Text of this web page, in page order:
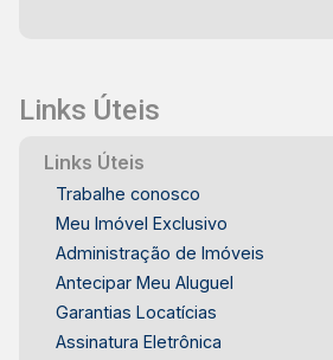
Links Úteis
Links Úteis
Trabalhe conosco
Meu Imóvel Exclusivo
Administração de Imóveis
Antecipar Meu Aluguel
Garantias Locatícias
Assinatura Eletrônica